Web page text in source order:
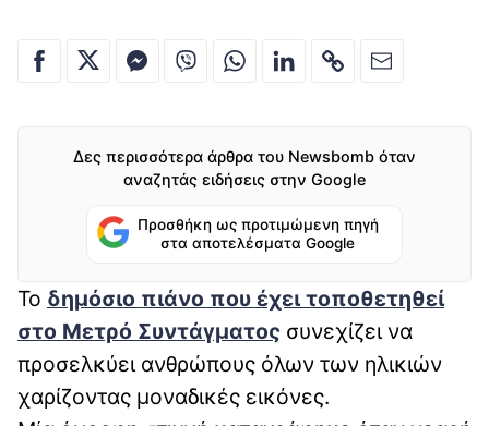
Δες περισσότερα άρθρα του Newsbomb όταν
αναζητάς ειδήσεις στην Google
Προσθήκη ως προτιμώμενη πηγή
στα αποτελέσματα Google
Το δημόσιο πιάνο που έχει τοποθετηθεί
στο Μετρό Συντάγματος συνεχίζει να
προσελκύει ανθρώπους όλων των ηλικιών
χαρίζοντας μοναδικές εικόνες.